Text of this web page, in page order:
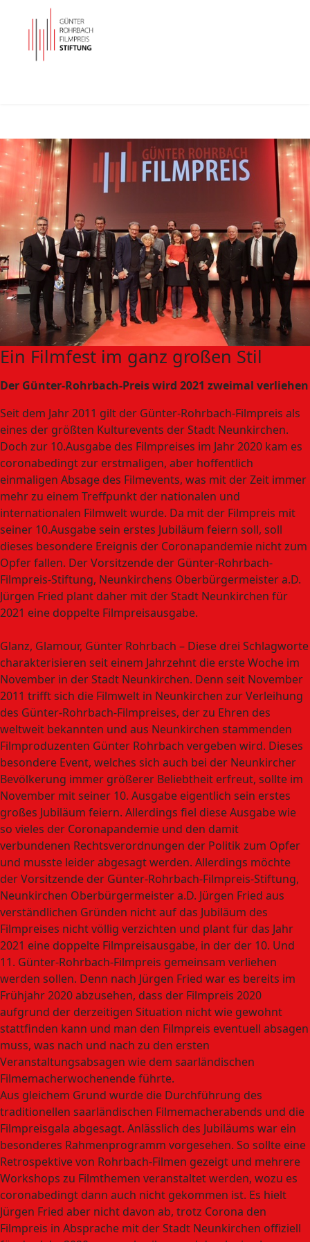
Ein Filmfest im ganz großen Stil
Der Günter-Rohrbach-Preis wird 2021 zweimal verliehen
Seit dem Jahr 2011 gilt der Günter-Rohrbach-Filmpreis als
eines der größten Kulturevents der Stadt Neunkirchen.
Doch zur 10.Ausgabe des Filmpreises im Jahr 2020 kam es
coronabedingt zur erstmaligen, aber hoffentlich
einmaligen Absage des Filmevents, was mit der Zeit immer
mehr zu einem Treffpunkt der nationalen und
internationalen Filmwelt wurde. Da mit der Filmpreis mit
seiner 10.Ausgabe sein erstes Jubiläum feiern soll, soll
dieses besondere Ereignis der Coronapandemie nicht zum
Opfer fallen. Der Vorsitzende der Günter-Rohrbach-
Filmpreis-Stiftung, Neunkirchens Oberbürgermeister a.D.
Jürgen Fried plant daher mit der Stadt Neunkirchen für
2021 eine doppelte Filmpreisausgabe.
Glanz, Glamour, Günter Rohrbach – Diese drei Schlagworte
charakterisieren seit einem Jahrzehnt die erste Woche im
November in der Stadt Neunkirchen. Denn seit November
2011 trifft sich die Filmwelt in Neunkirchen zur Verleihung
des Günter-Rohrbach-Filmpreises, der zu Ehren des
weltweit bekannten und aus Neunkirchen stammenden
Filmproduzenten Günter Rohrbach vergeben wird. Dieses
besondere Event, welches sich auch bei der Neunkircher
Bevölkerung immer größerer Beliebtheit erfreut, sollte im
November mit seiner 10. Ausgabe eigentlich sein erstes
großes Jubiläum feiern. Allerdings fiel diese Ausgabe wie
so vieles der Coronapandemie und den damit
verbundenen Rechtsverordnungen der Politik zum Opfer
und musste leider abgesagt werden. Allerdings möchte
der Vorsitzende der Günter-Rohrbach-Filmpreis-Stiftung,
Neunkirchen Oberbürgermeister a.D. Jürgen Fried aus
verständlichen Gründen nicht auf das Jubiläum des
Filmpreises nicht völlig verzichten und plant für das Jahr
2021 eine doppelte Filmpreisausgabe, in der der 10. Und
11. Günter-Rohrbach-Filmpreis gemeinsam verliehen
werden sollen. Denn nach Jürgen Fried war es bereits im
Frühjahr 2020 abzusehen, dass der Filmpreis 2020
aufgrund der derzeitigen Situation nicht wie gewohnt
stattfinden kann und man den Filmpreis eventuell absagen
muss, was nach und nach zu den ersten
Veranstaltungsabsagen wie dem saarländischen
Filmemacherwochenende führte.
Aus gleichem Grund wurde die Durchführung des
traditionellen saarländischen Filmemacherabends und die
Filmpreisgala abgesagt. Anlässlich des Jubiläums war ein
besonderes Rahmenprogramm vorgesehen. So sollte eine
Retrospektive von Rohrbach-Filmen gezeigt und mehrere
Workshops zu Filmthemen veranstaltet werden, wozu es
coronabedingt dann auch nicht gekommen ist. Es hielt
Jürgen Fried aber nicht davon ab, trotz Corona den
Filmpreis in Absprache mit der Stadt Neunkirchen offiziell